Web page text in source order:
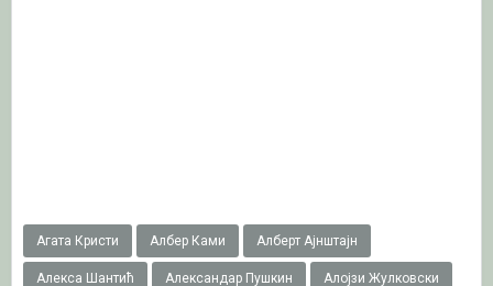
Агата Кристи Албер Ками Алберт Ајнштајн
Алекса Шантић Александар Пушкин Алојзи Жулковски